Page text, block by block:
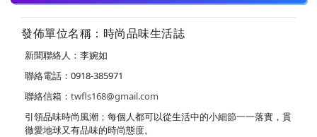
發佈單位名稱：時尚品味生活誌
新聞聯絡人：李婉如
聯絡電話：0918-385971
聯絡信箱： twfls168@gmail.com
引領品味時尚風潮；每個人都可以從生活中的小細節一一落實，貫
徹愛地球又有品味的時尚態度。